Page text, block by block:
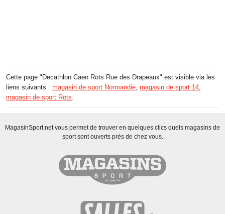
Cette page "Decathlon Caen Rots Rue des Drapeaux" est visible via les
liens suivants : magasin de sport Normandie, magasin de sport 14,
magasin de sport Rots.
MagasinSport.net vous permet de trouver en quelques clics quels magasins de
sport sont ouverts près de chez vous.